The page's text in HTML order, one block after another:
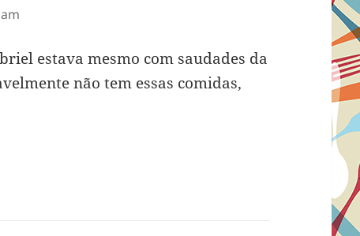
estava mesmo com saudades da
não tem essas comidas,